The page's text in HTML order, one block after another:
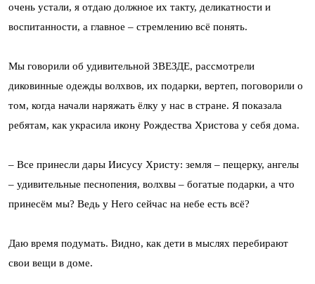
очень устали, я отдаю должное их такту, деликатности и
воспитанности, а главное – стремлению всё понять.
Мы говорили об удивительной ЗВЕЗДЕ, рассмотрели
диковинные одежды волхвов, их подарки, вертеп, поговорили о
том, когда начали наряжать ёлку у нас в стране. Я показала
ребятам, как украсила икону Рождества Христова у себя дома.
– Все принесли дары Иисусу Христу: земля – пещерку, ангелы
– удивительные песнопения, волхвы – богатые подарки, а что
принесём мы? Ведь у Него сейчас на небе есть всё?
Даю время подумать. Видно, как дети в мыслях перебирают
свои вещи в доме.